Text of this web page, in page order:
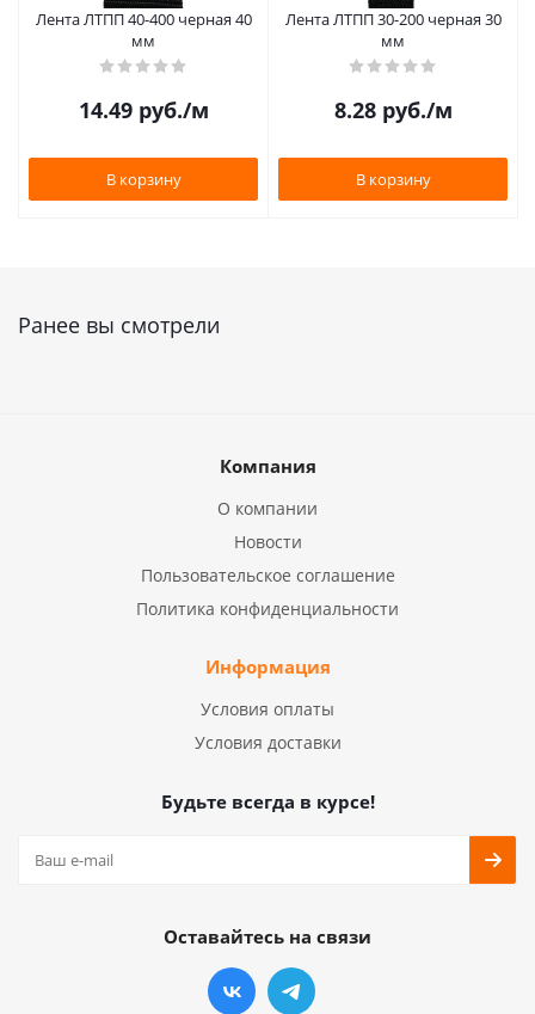
Лента ЛТПП 40-400 черная 40
мм
14.49руб./м
В корзину
Лента ЛТПП 30-200 черная 30
мм
8.28руб./м
В корзину
Ранее вы смотрели
Компания
О компании
Новости
Пользовательское соглашение
Политика конфиденциальности
Информация
Условия оплаты
Условия доставки
Будьте всегда в курсе!
Оставайтесь на связи